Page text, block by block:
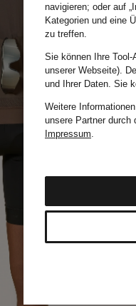
navigieren; oder auf
Kategorien und eine
zu treffen.
Sie können Ihre
unserer Webseite).
und Ihrer Daten. Sie
Weitere
unsere Partner durch
Impressum.